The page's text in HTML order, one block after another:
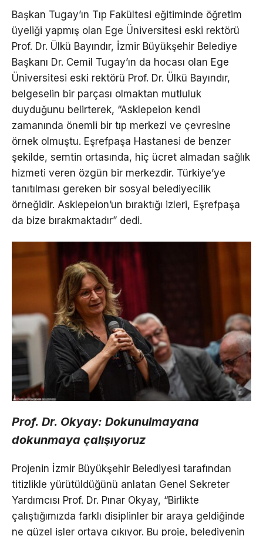
Başkan Tugay’ın Tıp Fakültesi eğitiminde öğretim
üyeliği yapmış olan Ege Üniversitesi eski rektörü
Prof. Dr. Ülkü Bayındır, İzmir Büyükşehir Belediye
Başkanı Dr. Cemil Tugay’ın da hocası olan Ege
Üniversitesi eski rektörü Prof. Dr. Ülkü Bayındır,
belgeselin bir parçası olmaktan mutluluk
duyduğunu belirterek, “Asklepeion kendi
zamanında önemli bir tıp merkezi ve çevresine
örnek olmuştu. Eşrefpaşa Hastanesi de benzer
şekilde, semtin ortasında, hiç ücret almadan sağlık
hizmeti veren özgün bir merkezdir. Türkiye’ye
tanıtılması gereken bir sosyal belediyecilik
örneğidir. Asklepeion’un bıraktığı izleri, Eşrefpaşa
da bize bırakmaktadır” dedi.
Prof. Dr. Okyay: Dokunulmayana
dokunmaya çalışıyoruz
Projenin İzmir Büyükşehir Belediyesi tarafından
titizlikle yürütüldüğünü anlatan Genel Sekreter
Yardımcısı Prof. Dr. Pınar Okyay, “Birlikte
çalıştığımızda farklı disiplinler bir araya geldiğinde
ne güzel işler ortaya çıkıyor. Bu proje, belediyenin